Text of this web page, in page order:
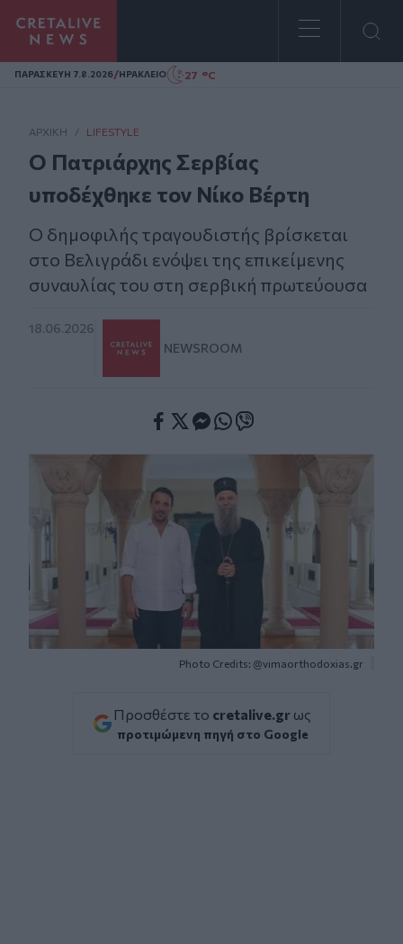
Homepage
ΠΑΡΑΣΚΕΥΗ 7.8.2026/ΗΡΑΚΛΕΙΟ 27 °C
ΑΡΧΙΚΗ / LIFESTYLE
Ο Πατριάρχης Σερβίας
υποδέχθηκε τον Νίκο Βέρτη
Ο δημοφιλής τραγουδιστής βρίσκεται
στο Βελιγράδι ενόψει της επικείμενης
συναυλίας του στη σερβική πρωτεύουσα
18.06.2026
NEWSROOM
Photo Credits: @vimaorthodoxias.gr
Προσθέστε το cretalive.gr ως
προτιμώμενη πηγή στο Google